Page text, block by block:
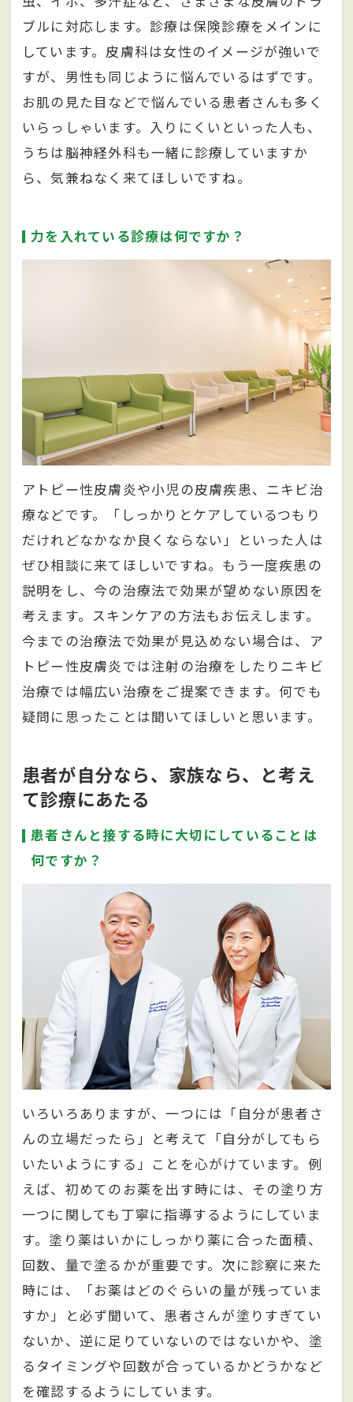
ブルに対応します。診療は保険診療をメインに
しています。皮膚科は女性のイメージが強いで
すが、男性も同じように悩んでいるはずです。
お肌の見た目などで悩んでいる患者さんも多く
いらっしゃいます。入りにくいといった人も、
うちは脳神経外科も一緒に診療していますか
ら、気兼ねなく来てほしいですね。
力を入れている診療は何ですか？
アトピー性皮膚炎や小児の皮膚疾患、ニキビ治
療などです。「しっかりとケアしているつもり
だけれどなかなか良くならない」といった人は
ぜひ相談に来てほしいですね。もう一度疾患の
説明をし、今の治療法で効果が望めない原因を
考えます。スキンケアの方法もお伝えします。
今までの治療法で効果が見込めない場合は、ア
トピー性皮膚炎では注射の治療をしたりニキビ
治療では幅広い治療をご提案できます。何でも
疑問に思ったことは聞いてほしいと思います。
患者が自分なら、家族なら、と考え
て診療にあたる
患者さんと接する時に大切にしていることは
何ですか？
いろいろありますが、一つには「自分が患者さ
んの立場だったら」と考えて「自分がしてもら
いたいようにする」ことを心がけています。例
えば、初めてのお薬を出す時には、その塗り方
一つに関しても丁寧に指導するようにしていま
す。塗り薬はいかにしっかり薬に合った面積、
回数、量で塗るかが重要です。次に診察に来た
時には、「お薬はどのぐらいの量が残っていま
すか」と必ず聞いて、患者さんが塗りすぎてい
ないか、逆に足りていないのではないかや、塗
るタイミングや回数が合っているかどうかなど
を確認するようにしています。